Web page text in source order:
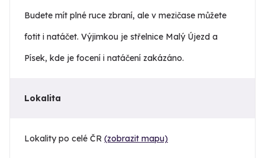
Budete mít plné ruce zbraní, ale v mezičase můžete
fotit i natáčet. Výjimkou je střelnice Malý Újezd a
Písek, kde je focení i natáčení zakázáno.
Lokalita
Lokality po celé ČR (zobrazit mapu)